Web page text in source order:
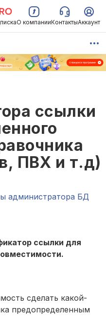
О компанииКонтактыАккаунт
ссылки
ПВХ и т.д)
администратора БД
ссылки для
сделать какой-
предопределенным